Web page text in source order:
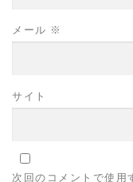
メール ※
サイト
次回のコメントで使用